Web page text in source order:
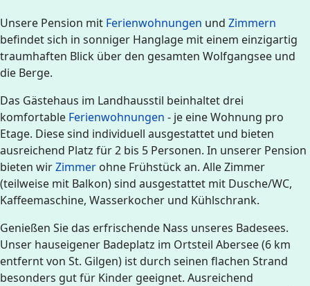
Unsere Pension mit Ferienwohnungen und Zimmern
befindet sich in sonniger Hanglage mit einem einzigartig
traumhaften Blick über den gesamten Wolfgangsee und
die Berge.
Das Gästehaus im Landhausstil beinhaltet drei
komfortable Ferienwohnungen - je eine Wohnung pro
Etage. Diese sind individuell ausgestattet und bieten
ausreichend Platz für 2 bis 5 Personen. In unserer Pension
bieten wirZimmer ohne Frühstück an. Alle Zimmer
(teilweise mit Balkon) sind ausgestattet mit Dusche/WC,
Kaffeemaschine, Wasserkocher und Kühlschrank.
Genießen Sie das erfrischende Nass unseres Badesees.
Unser hauseigener Badeplatz im Ortsteil Abersee (6 km
entfernt von St. Gilgen) ist durch seinen flachen Strand
besonders gut für Kinder geeignet. Ausreichend